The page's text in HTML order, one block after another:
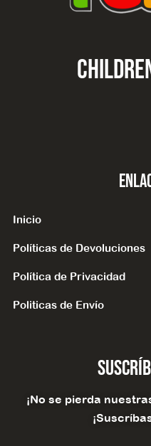
Inicio
Políticas de Devoluciones
Política de Privacidad
Politicas de Envío
¡No se pierda